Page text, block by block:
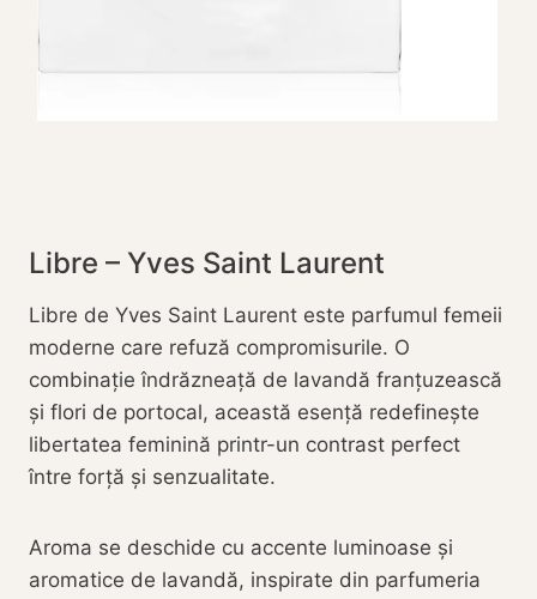
Libre – Yves Saint Laurent
Libre de Yves Saint Laurent este parfumul femeii
moderne care refuză compromisurile. O
combinație îndrăzneață de lavandă franțuzească
și flori de portocal, această esență redefinește
libertatea feminină printr-un contrast perfect
între forță și senzualitate.
Aroma se deschide cu accente luminoase și
aromatice de lavandă, inspirate din parfumeria